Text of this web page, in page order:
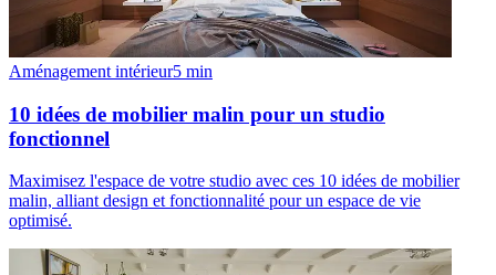
Aménagement intérieur5 min
10 idées de mobilier malin pour un studio
fonctionnel
Maximisez l'espace de votre studio avec ces 10 idées de mobilier
malin, alliant design et fonctionnalité pour un espace de vie
optimisé.